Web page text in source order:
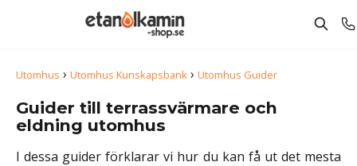
Utomhus › Utomhus Kunskapsbank › Utomhus Guider
Guider till terrassvärmare och
eldning utomhus
I dessa guider förklarar vi hur du kan få ut det mesta